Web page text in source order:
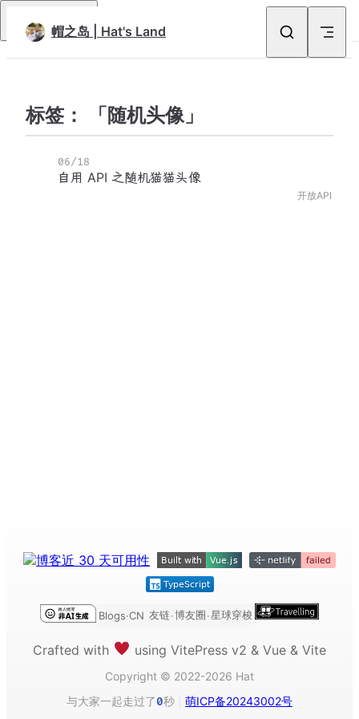
帽之岛 | Hat's Land
Return to top
标签： 「随机头像」
06/18
自用 API 之随机猫猫头像
开放API
Blogs·CN 友链·博友圈·星球穿梭
Crafted with using VitePress v2 & Vue & Vite
Copyright © 2022-2026 Hat
与大家一起走过了0秒 萌ICP备20243002号